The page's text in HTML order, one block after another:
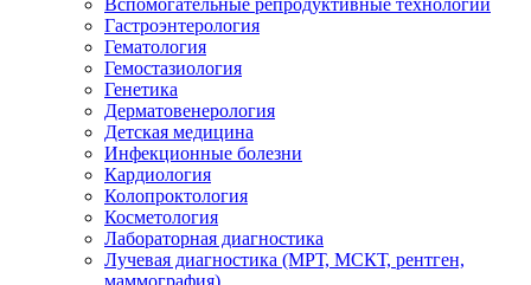
Гастроэнтерология
Гематология
Гемостазиология
Генетика
Дерматовенерология
Детская медицина
Инфекционные болезни
Кардиология
Колопроктология
Косметология
Лабораторная диагностика
Лучевая диагностика (МРТ, МСКТ, рентген,
маммография)